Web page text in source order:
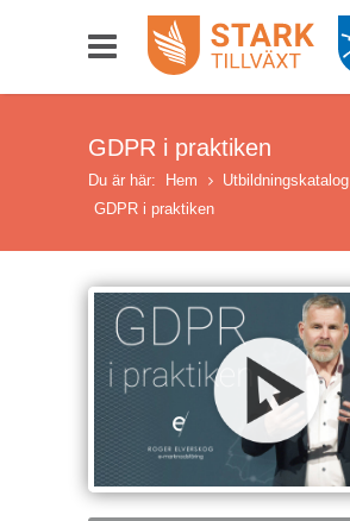
GDPR i praktiken
Du är här: Hem
Utbildningskatalog
GDPR i praktiken